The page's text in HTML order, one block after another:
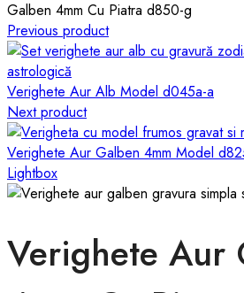
Galben 4mm Cu Piatra d850-g
Previous product
Verighete Aur Alb Model d045a-a
Next product
Verighete Aur Galben 4mm Model
Lightbox
Verighete Aur